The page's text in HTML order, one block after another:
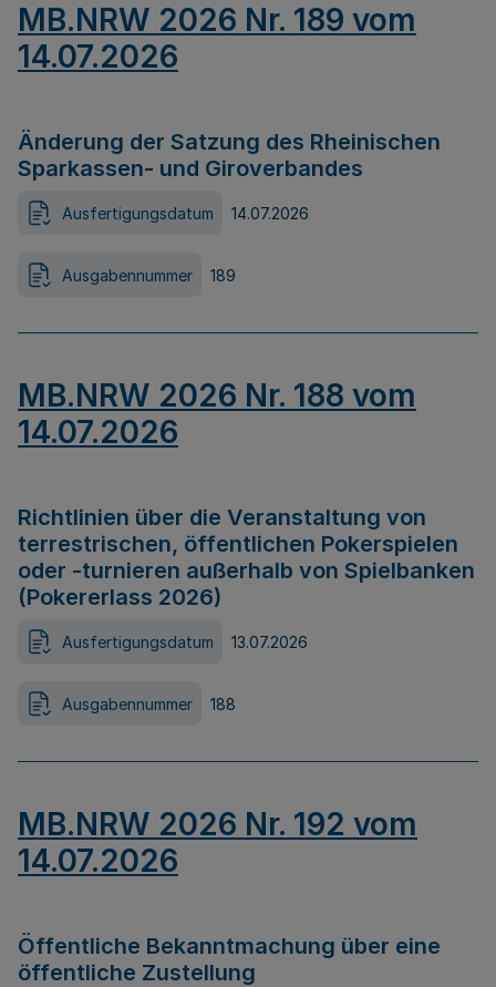
MB.NRW 2026 Nr. 189 vom
14.07.2026
Änderung der Satzung des Rheinischen
Sparkassen- und Giroverbandes
Ausfertigungsdatum 14.07.2026
Ausgabennummer 189
MB.NRW 2026 Nr. 188 vom
14.07.2026
Richtlinien über die Veranstaltung von
terrestrischen, öffentlichen Pokerspielen
oder -turnieren außerhalb von Spielbanken
(Pokererlass 2026)
Ausfertigungsdatum 13.07.2026
Ausgabennummer 188
MB.NRW 2026 Nr. 192 vom
14.07.2026
Öffentliche Bekanntmachung über eine
öffentliche Zustellung